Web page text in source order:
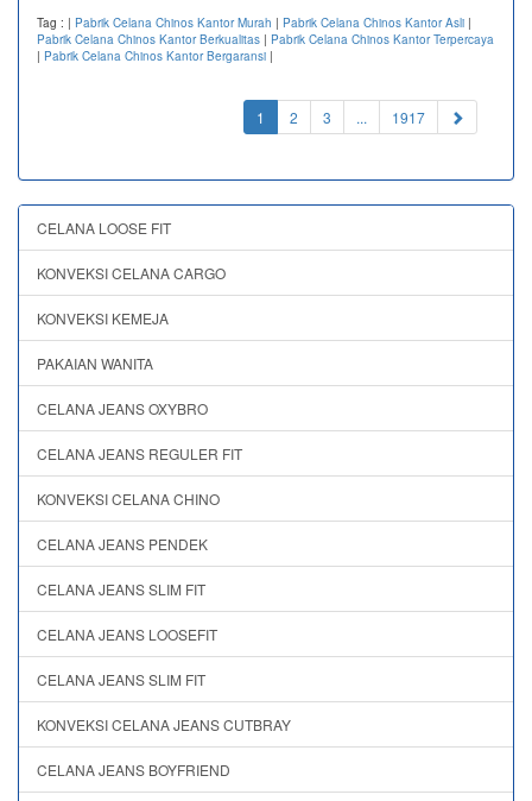
Tag : | Pabrik Celana Chinos Kantor Murah | Pabrik Celana Chinos Kantor Asli |
Pabrik Celana Chinos Kantor Berkualitas | Pabrik Celana Chinos Kantor Terpercaya
| Pabrik Celana Chinos Kantor Bergaransi |
1 (current)
2 3 ... 1917
CELANA LOOSE FIT
KONVEKSI CELANA CARGO
KONVEKSI KEMEJA
PAKAIAN WANITA
CELANA JEANS OXYBRO
CELANA JEANS REGULER FIT
KONVEKSI CELANA CHINO
CELANA JEANS PENDEK
CELANA JEANS SLIM FIT
CELANA JEANS LOOSEFIT
CELANA JEANS SLIM FIT
KONVEKSI CELANA JEANS CUTBRAY
CELANA JEANS BOYFRIEND